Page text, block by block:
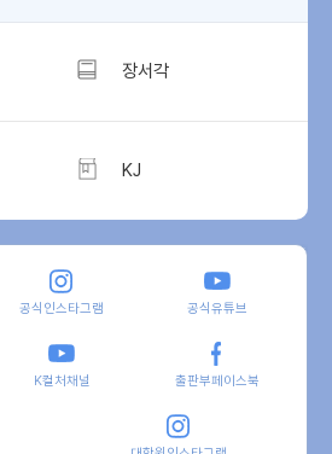
장서각
KJ
공식인스타그램 공식유튜브
K컬처채널 출판부페이스북